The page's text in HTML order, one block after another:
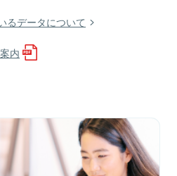
るデータについて
内